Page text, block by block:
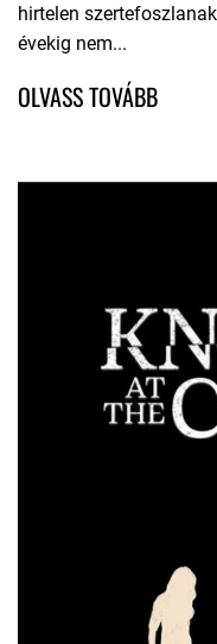
hirtelen
évekig nem...